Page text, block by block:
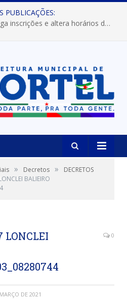
PUBLICAÇÕES:
Prefeitura de Portel prorroga inscrições e altera horários dos concursos “Musa” e “Miss Mix Verão 2026”
» Decretos »
DECRETOS
BALIEIRO
LONCLEI
0
DE 2021